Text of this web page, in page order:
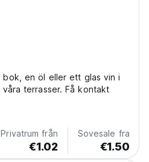
bok, en öl eller ett glas vin i
terrasser. Få kontakt
Privatrum från
€1.02
Sovesale fra
€1.50